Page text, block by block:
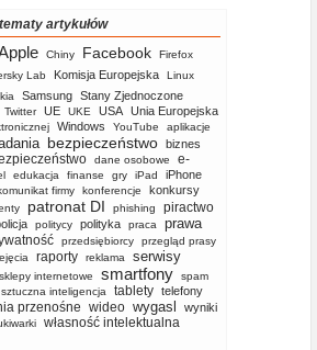
artykułów
Chiny Facebook Firefox
Lab Komisja Europejska Linux
Samsung Stany Zjednoczone
Twitter UE UKE USA Unia Europejska
Windows YouTube aplikacje
bezpieczeństwo biznes
dane osobowe
e-
edukacja finanse gry iPad iPhone
firmy konferencje konkursy
patronat DI phishing piractwo
politycy polityka praca
prawa
przedsiębiorcy
przegląd prasy
raporty reklama
serwisy
sklepy internetowe smartfony
spam
sztuczna inteligencja tablety telefony
przenośne wideo wygasl
wyniki
własność intelektualna